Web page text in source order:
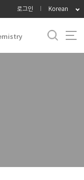
로그인 Korean